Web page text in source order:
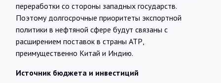
переработки со стороны западных государств.
Поэтому долгосрочные приоритеты экспортной
политики в нефтяной сфере будут связаны с
расширением поставок в страны АТР,
преимущественно Китай и Индию.
Источник бюджета и инвестиций